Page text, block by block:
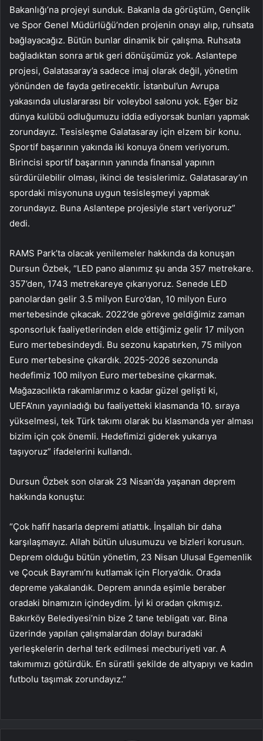
Bakanlığı’na projeyi sunduk. Bakanla da görüştüm, Gençlik
ve Spor Genel Müdürlüğü’nden projenin onayı alıp, ruhsata
bağlayacağız. Bütün bunlar dinamik bir çalışma. Ruhsata
bağladıktan sonra artık geri dönüşümüz yok. Aslantepe
projesi, Galatasaray’a sadece imaj olarak değil, yönetim
yönünden de fayda getirecektir. İstanbul’un Avrupa
yakasında uluslararası bir voleybol salonu yok. Eğer biz
dünya kulübü odluğumuzu iddia ediyorsak bunları yapmak
zorundayız. Tesisleşme Galatasaray için elzem bir konu.
Sportif başarının yakında iki konuya önem veriyorum.
Birincisi sportif başarının yanında finansal yapının
sürdürülebilir olması, ikinci de tesislerimiz. Galatasaray’ın
spordaki misyonuna uygun tesisleşmeyi yapmak
zorundayız. Buna Aslantepe projesiyle start veriyoruz”
dedi.
RAMS Park’ta olacak yenilemeler hakkında da konuşan
Dursun Özbek, “LED pano alanımız şu anda 357 metrekare.
357’den, 1743 metrekareye çıkarıyoruz. Senede LED
panolardan gelir 3.5 milyon Euro’dan, 10 milyon Euro
mertebesinde çıkacak. 2022’de göreve geldiğimiz zaman
sponsorluk faaliyetlerinden elde ettiğimiz gelir 17 milyon
Euro mertebesindeydi. Bu sezonu kapatırken, 75 milyon
Euro mertebesine çıkardık. 2025-2026 sezonunda
hedefimiz 100 milyon Euro mertebesine çıkarmak.
Mağazacılıkta rakamlarımız o kadar güzel gelişti ki,
UEFA’nın yayınladığı bu faaliyetteki klasmanda 10. sıraya
yükselmesi, tek Türk takımı olarak bu klasmanda yer alması
bizim için çok önemli. Hedefimizi giderek yukarıya
taşıyoruz” ifadelerini kullandı.
Dursun Özbek son olarak 23 Nisan’da yaşanan deprem
hakkında konuştu:
“Çok hafif hasarla depremi atlattık. İnşallah bir daha
karşılaşmayız. Allah bütün ulusumuzu ve bizleri korusun.
Deprem olduğu bütün yönetim, 23 Nisan Ulusal Egemenlik
ve Çocuk Bayramı’nı kutlamak için Florya’dık. Orada
depreme yakalandık. Deprem anında eşimle beraber
oradaki binamızın içindeydim. İyi ki oradan çıkmışız.
Bakırköy Belediyesi’nin bize 2 tane tebligatı var. Bina
üzerinde yapılan çalışmalardan dolayı buradaki
yerleşkelerin derhal terk edilmesi mecburiyeti var. A
takımımızı götürdük. En süratli şekilde de altyapıyı ve kadın
futbolu taşımak zorundayız.”